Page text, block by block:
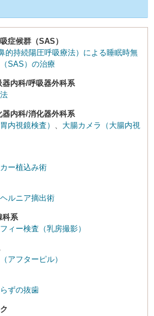
症候群（SAS）
的持続陽圧呼吸療法）による睡眠時無
SAS）の治療
器内科/呼吸器外科系
器内科/消化器外科系
内視鏡検査） 、 大腸カメラ（大腸内視
ー植込み術
ルニア摘出術
科系
ィー検査（乳房撮影）
アフターピル）
ずの抜歯